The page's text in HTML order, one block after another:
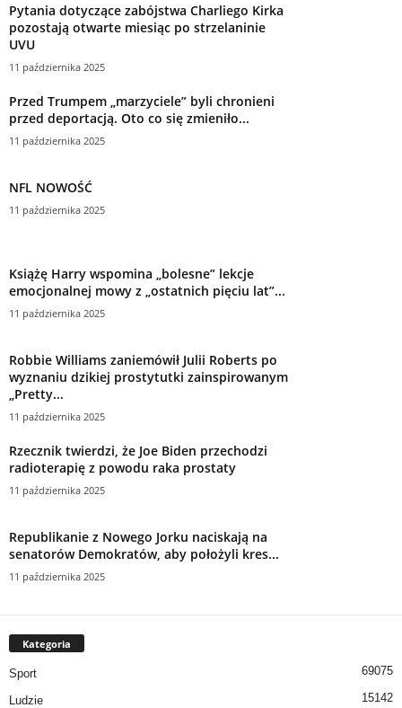
Pytania dotyczące zabójstwa Charliego Kirka
pozostają otwarte miesiąc po strzelaninie
UVU
11 października 2025
Przed Trumpem „marzyciele” byli chronieni
przed deportacją. Oto co się zmieniło...
11 października 2025
NFL NOWOŚĆ
11 października 2025
Książę Harry wspomina „bolesne” lekcje
emocjonalnej mowy z „ostatnich pięciu lat”...
11 października 2025
Robbie Williams zaniemówił Julii Roberts po
wyznaniu dzikiej prostytutki zainspirowanym
„Pretty...
11 października 2025
Rzecznik twierdzi, że Joe Biden przechodzi
radioterapię z powodu raka prostaty
11 października 2025
Republikanie z Nowego Jorku naciskają na
senatorów Demokratów, aby położyli kres...
11 października 2025
Kategoria
Sport 69075
Ludzie 15142